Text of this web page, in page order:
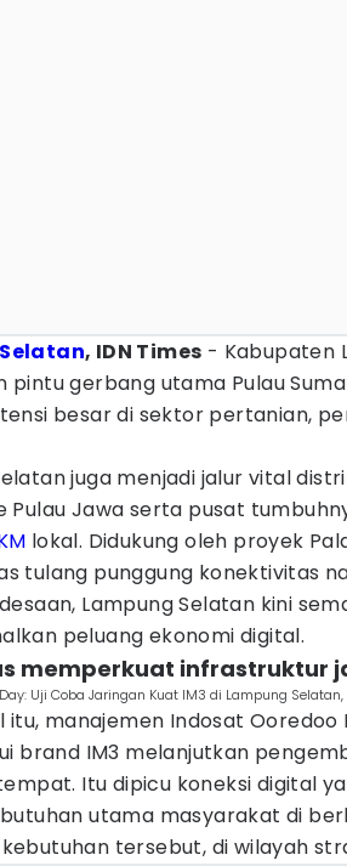
, IDN Times - Kabupaten
pintu gerbang utama Pulau
besar di sektor pertanian,
juga menjadi jalur vital
Pulau Jawa serta pusat
lokal. Didukung oleh proyek
tulang punggung konektivitas
Lampung Selatan kini
peluang ekonomi digital.
memperkuat infrastruktur
Uji Coba Jaringan Kuat IM3 di Lampung
itu, manajemen Indosat
brand IM3 melanjutkan
Itu dipicu koneksi digital
utama masyarakat di
tersebut, di wilayah